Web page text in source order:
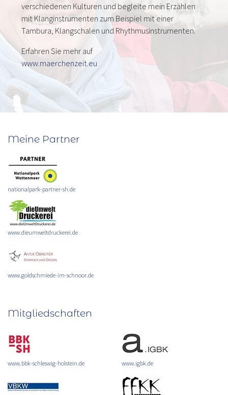
verschiedenen Kulturen und begleite mein Erzählen
mit Klanginstrumenten zum Beispiel mit einer
Tambura, Klangschalen und Rhythmusinstrumenten.
Erfahren Sie mehr auf
www.maerchenzeit.eu
Meine Partner
nationalpark-partner-sh.de
www.dieumweltdruckerei.de
www.goldschmiede-im-schnoor.de
Mitgliedschaften
www.bbk-schleswig-holstein.de www.igbk.de